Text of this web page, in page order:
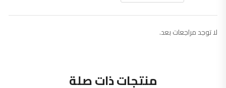
لا توجد مراجعات بعد.
منتجات ذات صلة